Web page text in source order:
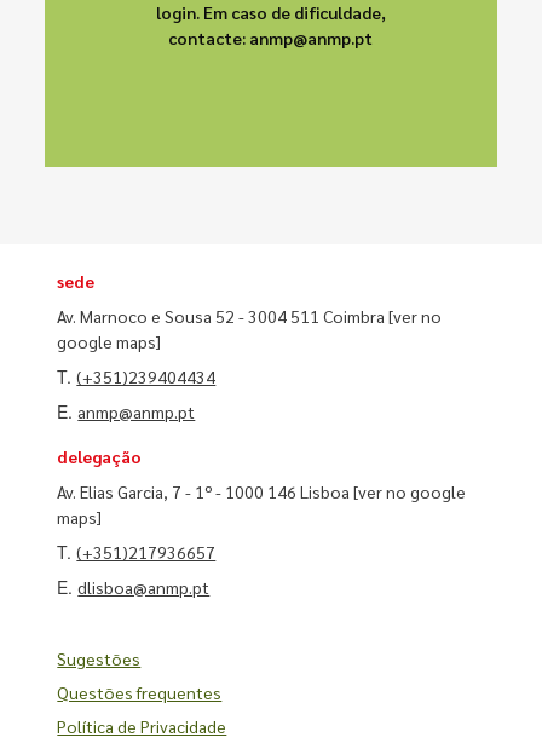
login. Em caso de dificuldade,
contacte: anmp@anmp.pt
sede
Av. Marnoco e Sousa 52 - 3004 511 Coimbra[ver no
google maps]
T.(+351)239404434
E. anmp@anmp.pt
delegação
Av. Elias Garcia, 7 - 1º - 1000 146 Lisboa[ver no google
maps]
T.(+351)217936657
E.dlisboa@anmp.pt
Sugestões
Questões frequentes
Política de Privacidade